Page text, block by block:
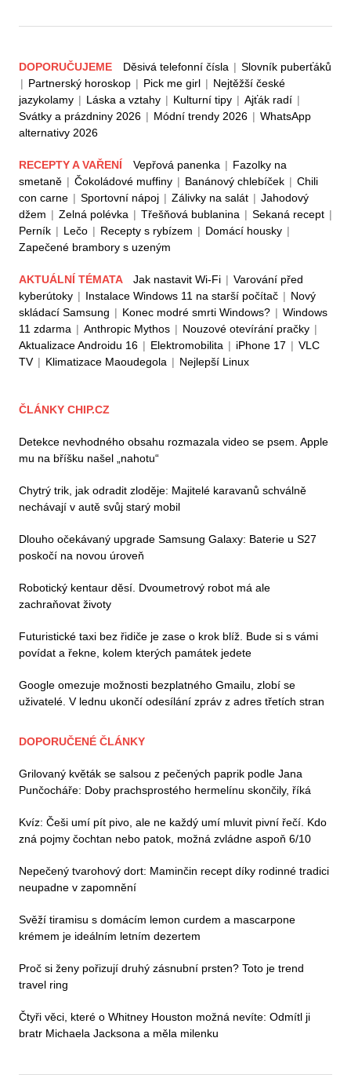
DOPORUČUJEME Děsivá telefonní čísla | Slovník puberťáků
| Partnerský horoskop | Pick me girl | Nejtěžší české
jazykolamy | Láska a vztahy | Kulturní tipy | Ajťák radí |
Svátky a prázdniny 2026 | Módní trendy 2026 | WhatsApp
alternativy 2026
RECEPTY A VAŘENÍ Vepřová panenka | Fazolky na
smetaně | Čokoládové muffiny | Banánový chlebíček | Chili
con carne | Sportovní nápoj | Zálivky na salát | Jahodový
džem | Zelná polévka | Třešňová bublanina | Sekaná recept |
Perník | Lečo | Recepty s rybízem | Domácí housky |
Zapečené brambory s uzeným
AKTUÁLNÍ TÉMATA Jak nastavit Wi-Fi | Varování před
kyberútoky | Instalace Windows 11 na starší počítač | Nový
skládací Samsung | Konec modré smrti Windows? | Windows
11 zdarma | Anthropic Mythos | Nouzové otevírání pračky |
Aktualizace Androidu 16 | Elektromobilita | iPhone 17 | VLC
TV | Klimatizace Maoudegola | Nejlepší Linux
ČLÁNKY CHIP.CZ
Detekce nevhodného obsahu rozmazala video se psem. Apple
mu na bříšku našel „nahotu“
Chytrý trik, jak odradit zloděje: Majitelé karavanů schválně
nechávají v autě svůj starý mobil
Dlouho očekávaný upgrade Samsung Galaxy: Baterie u S27
poskočí na novou úroveň
Robotický kentaur děsí. Dvoumetrový robot má ale
zachraňovat životy
Futuristické taxi bez řidiče je zase o krok blíž. Bude si s vámi
povídat a řekne, kolem kterých památek jedete
Google omezuje možnosti bezplatného Gmailu, zlobí se
uživatelé. V lednu ukončí odesílání zpráv z adres třetích stran
DOPORUČENÉ ČLÁNKY
Grilovaný květák se salsou z pečených paprik podle Jana
Punčocháře: Doby prachsprostého hermelínu skončily, říká
Kvíz: Češi umí pít pivo, ale ne každý umí mluvit pivní řečí. Kdo
zná pojmy čochtan nebo patok, možná zvládne aspoň 6/10
Nepečený tvarohový dort: Maminčin recept díky rodinné tradici
neupadne v zapomnění
Svěží tiramisu s domácím lemon curdem a mascarpone
krémem je ideálním letním dezertem
Proč si ženy pořizují druhý zásnubní prsten? Toto je trend
travel ring
Čtyři věci, které o Whitney Houston možná nevíte: Odmítl ji
bratr Michaela Jacksona a měla milenku